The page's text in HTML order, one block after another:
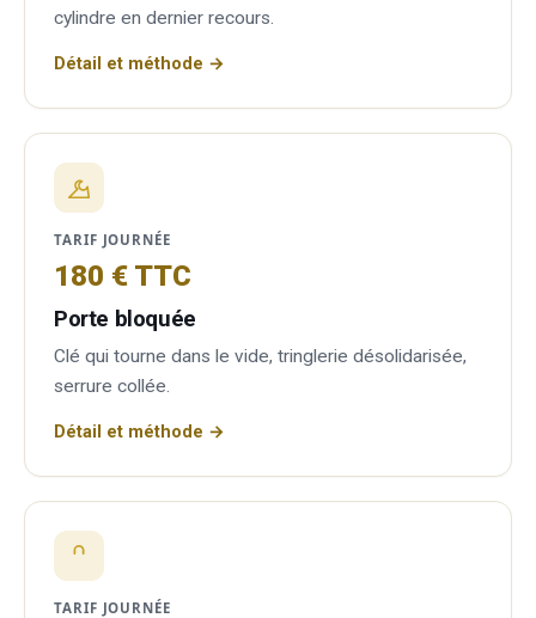
cylindre en dernier recours.
Détail et méthode →
TARIF JOURNÉE
180 € TTC
Porte bloquée
Clé qui tourne dans le vide, tringlerie désolidarisée,
serrure collée.
Détail et méthode →
TARIF JOURNÉE